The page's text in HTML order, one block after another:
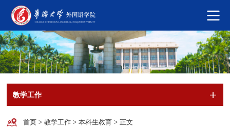
教学工作
首页 > 教学工作 > 本科生教育 > 正文